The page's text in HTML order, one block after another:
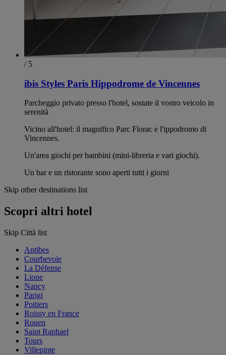
/ 5
ibis Styles Paris Hippodrome de Vincennes
Parcheggio privato presso l'hotel, sostate il vostro veicolo in
serenità
Vicino all'hotel: il magnifico Parc Florac e l'ippodromo di
Vincennes.
Un'area giochi per bambini (mini-libreria e vari giochi).
Un bar e un ristorante sono aperti tutti i giorni
Skip other destinations list
Scopri altri hotel
Skip Città list
Antibes
Courbevoie
La Défense
Lione
Nancy
Parigi
Poitiers
Roissy en France
Rouen
Saint Raphael
Tours
Villepinte